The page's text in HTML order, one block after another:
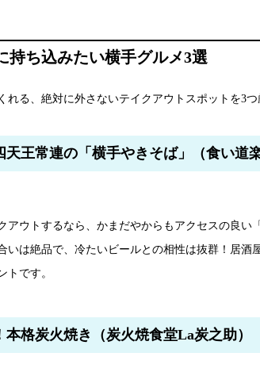
持ち込みたい横手グルメ3選
る、絶対に外さないテイクアウトスポットを3つ
王常連の「横手やきそば」（食い道楽
アウトするなら、かまだやからもアクセスの良い
いは絶品で、冷たいビールとの相性は抜群！居酒
トです。
格炭火焼き（炭火焼食堂La炭之助）